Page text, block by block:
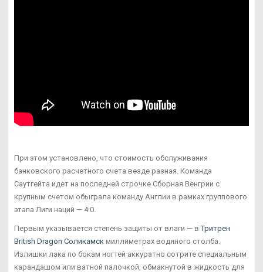
При этом установлено, что стоимость обслуживания
банковского расчетного счета везде разная. Команда
Саутгейта идет на последней строчке Сборная Венгрии с
крупным счетом обыграла команду Англии в рамках группового
этапа Лиги наций — 4:0.
Первым указывается степень защиты от влаги — вТритрен
British Dragon Соликамск миллиметрах водяного столба.
Излишки лака по бокам ногтей аккуратно сотрите специальным
карандашом или ватной палочкой, обмакнутой в жидкость для